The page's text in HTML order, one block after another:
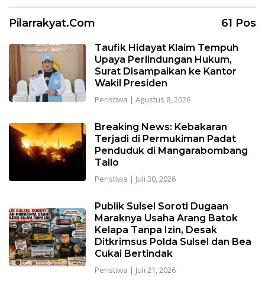
Pilarrakyat.com 61 Pos
Taufik Hidayat Klaim Tempuh
Upaya Perlindungan Hukum,
Surat Disampaikan ke Kantor
Wakil Presiden
Peristiwa | Agustus 8, 2026
Breaking News: Kebakaran
Terjadi di Permukiman Padat
Penduduk di Mangarabombang
Tallo
Peristiwa | Juli 30, 2026
Publik Sulsel Soroti Dugaan
Maraknya Usaha Arang Batok
Kelapa Tanpa Izin, Desak
Ditkrimsus Polda Sulsel dan Bea
Cukai Bertindak
Peristiwa | Juli 21, 2026